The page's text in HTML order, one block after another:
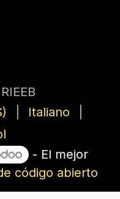
Italiano
- El mejor
código abierto